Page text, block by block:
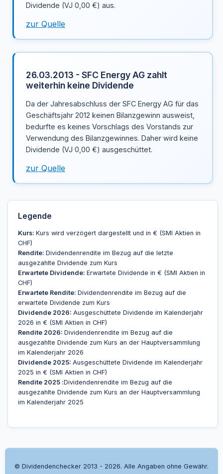
Dividende (VJ 0,00 €) aus.
zur Quelle
26.03.2013 - SFC Energy AG zahlt
weiterhin keine Dividende
Da der Jahresabschluss der SFC Energy AG für das
Geschäftsjahr 2012 keinen Bilanzgewinn ausweist,
bedurfte es keines Vorschlags des Vorstands zur
Verwendung des Bilanzgewinnes. Daher wird keine
Dividende (VJ 0,00 €) ausgeschüttet.
zur Quelle
Legende
Kurs: Kurs wird verzögert dargestellt und in € (SMI Aktien in
CHF)
Rendite: Dividendenrendite im Bezug auf die letzte
ausgezahlte Dividende zum Kurs
Erwartete Dividende: Erwartete Dividende in € (SMI Aktien in
CHF)
Erwartete Rendite: Dividendenrendite im Bezug auf die
erwartete Dividende zum Kurs
Dividende 2026: Ausgeschüttete Dividende im Kalenderjahr
2026 in € (SMI Aktien in CHF)
Rendite 2026: Dividendenrendite im Bezug auf die
ausgezahlte Dividende zum Kurs an der Hauptversammlung
im Kalenderjahr 2026
Dividende 2025: Ausgeschüttete Dividende im Kalenderjahr
2025 in € (SMI Aktien in CHF)
Rendite 2025 :Dividendenrendite im Bezug auf die
ausgezahlte Dividende zum Kurs an der Hauptversammlung
im Kalenderjahr 2025
© Dividendenchecker 2013 - 2026. Alle Angaben ohne Gewähr.